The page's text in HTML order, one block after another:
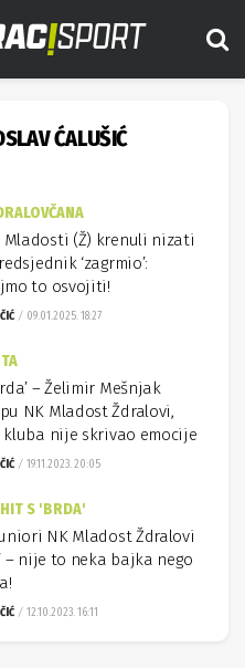
ĆALUŠIĆ
Mladosti (Ž) krenuli nizati
‘zagrmio’:
to osvojiti!
09.01.2025. 18:27
– Želimir Mešnjak
NK Mladost Ždralovi,
nije skrivao emocije
19.11.2023. 20:05
S 'BRDA'
NK Mladost Ždralovi
– nije to neka bajka nego
12.10.2023. 16:11